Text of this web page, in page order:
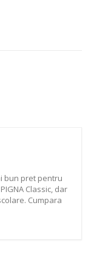
bun pret pentru
Classic, dar
Cumpara